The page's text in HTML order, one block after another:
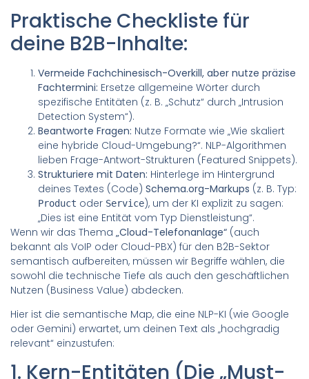
Praktische Checkliste für
deine B2B-Inhalte:
Vermeide Fachchinesisch-Overkill, aber nutze präzise
Fachtermini: Ersetze allgemeine Wörter durch
spezifische Entitäten (z. B. „Schutz“ durch „Intrusion
Detection System“).
Beantworte Fragen: Nutze Formate wie „Wie skaliert
eine hybride Cloud-Umgebung?“. NLP-Algorithmen
lieben Frage-Antwort-Strukturen (Featured Snippets).
Strukturiere mit Daten: Hinterlege im Hintergrund
deines Textes (Code) Schema.org-Markups (z. B. Typ:
Product oder Service), um der KI explizit zu sagen:
„Dies ist eine Entität vom Typ Dienstleistung“.
Wenn wir das Thema „Cloud-Telefonanlage“ (auch
bekannt als VoIP oder Cloud-PBX) für den B2B-Sektor
semantisch aufbereiten, müssen wir Begriffe wählen, die
sowohl die technische Tiefe als auch den geschäftlichen
Nutzen (Business Value) abdecken.
Hier ist die semantische Map, die eine NLP-KI (wie Google
oder Gemini) erwartet, um deinen Text als „hochgradig
relevant“ einzustufen:
1. Kern-Entitäten (Die „Must-